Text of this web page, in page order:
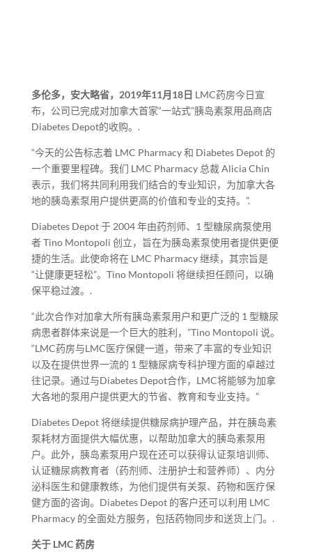
多伦多，安大略省，2019年11月18日 LMC药房今日宣
布，公司已完成对加拿大首家“一站式”胰岛素泵用品商店
Diabetes Depot的收购。.
“今天的公告标志着 LMC Pharmacy 和 Diabetes Depot 的
一个重要里程碑。我们 LMC Pharmacy 总裁 Alicia Chin
表示，我们将共同利用我们结合的专业知识，为加拿大各
地的胰岛素泵用户提供更高的价值和专业的支持。”.
Diabetes Depot 于 2004 年由药剂师、1 型糖尿病泵使用
者 Tino Montopoli 创立，旨在为胰岛素泵使用者提供更便
捷的生活。此使命将在 LMC Pharmacy 继续，其宗旨是
“让健康更轻松”。Tino Montopoli 将继续担任顾问，以确
保平稳过渡。.
“此次合作对加拿大所有胰岛素泵用户和更广泛的 1 型糖尿
病患者群体来说是一个巨大的胜利，”Tino Montopoli 说。
“LMC药房与LMC医疗保健一道，带来了丰富的专业知识
以及在提供世界一流的 1 型糖尿病专科护理方面的卓越过
往记录。通过与Diabetes Depot合作，LMC将能够为加拿
大各地的泵用户提供更大的节省、教育和专业支持。”
Diabetes Depot 将继续提供糖尿病护理产品，并在胰岛素
泵耗材方面提供大幅优惠，以帮助加拿大的胰岛素泵用
户。此外，胰岛素泵用户现在还可以获得认证泵培训师、
认证糖尿病教育者（药剂师、注册护士和营养师）、内分
泌科医生和健康教练，为他们提供有关泵、药物和医疗保
健方面的咨询。Diabetes Depot 的客户还可以利用 LMC
Pharmacy 的全面处方服务，包括药物同步和送货上门。.
关于 LMC 药房